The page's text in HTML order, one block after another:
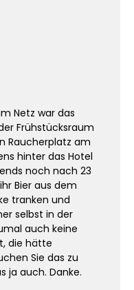
Netz war das
Frühstücksraum
Raucherplatz am
hinter das Hotel
noch nach 23
Bier aus dem
tranken und
selbst in der
auch keine
die hätte
Sie das zu
ja auch. Danke.